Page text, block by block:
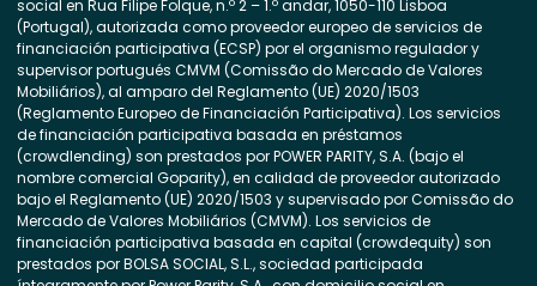
social en Rua Filipe Folque, n.º 2 – 1.º andar, 1050-110 Lisboa
(Portugal), autorizada como proveedor europeo de servicios de
financiación participativa (ECSP) por el organismo regulador y
supervisor portugués CMVM (Comissão do Mercado de Valores
Mobiliários), al amparo del Reglamento (UE) 2020/1503
(Reglamento Europeo de Financiación Participativa). Los servicios
de financiación participativa basada en préstamos
(crowdlending) son prestados por POWER PARITY, S.A. (bajo el
nombre comercial Goparity), en calidad de proveedor autorizado
bajo el Reglamento (UE) 2020/1503 y supervisado por Comissão do
Mercado de Valores Mobiliários (CMVM). Los servicios de
financiación participativa basada en capital (crowdequity) son
prestados por BOLSA SOCIAL, S.L., sociedad participada